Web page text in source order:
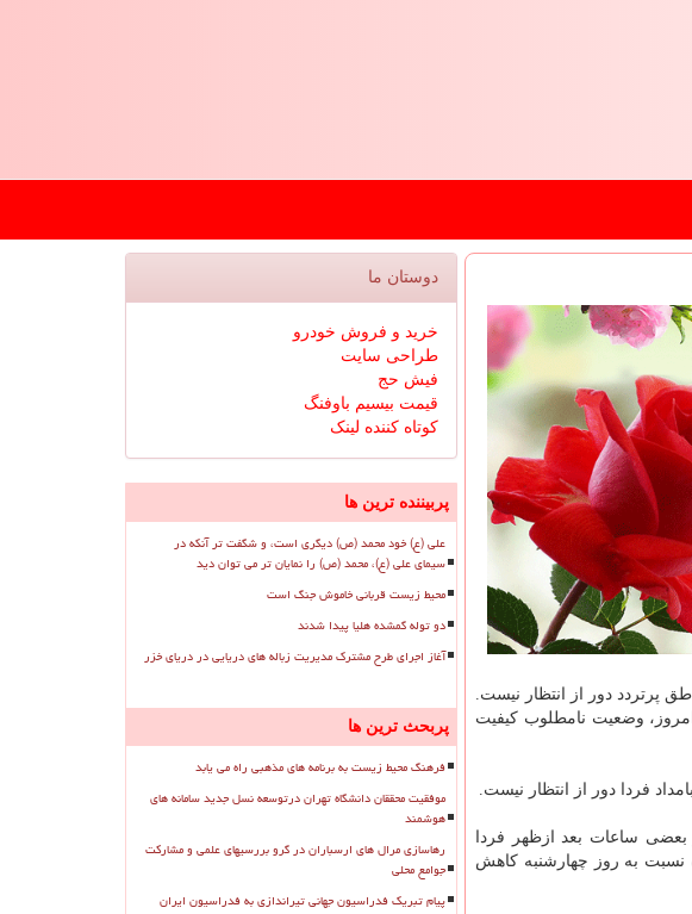
پرتردد دور از انتظار نیست.
وضعیت نامطلوب كیفیت
ساعات بعد ازظهر فردا
نسبت به روز چهارشنبه كاهش
دوستان ما
خرید و فروش خودرو
طراحی سایت
فیش حج
قیمت بیسیم باوفنگ
کوتاه کننده لینک
پربیننده ترین ها
علی (ع) خود محمد (ص) دیگری است، و شگفت تر آنکه در
سیمای علی (ع)، محمد (ص) را نمایان تر می توان دید
محیط زیست قربانی خاموش جنگ است
دو توله گمشده هلیا پیدا شدند
آغاز اجرای طرح مشترک مدیریت زباله های دریایی در دریای خزر
پربحث ترین ها
فرهنگ محیط زیست به برنامه های مذهبی راه می یابد
موفقیت محققان دانشگاه تهران درتوسعه نسل جدید سامانه های
هوشمند
رهاسازی مرال های ارسباران در گرو بررسیهای علمی و مشارکت
جوامع محلی
پیام تبریک فدراسیون جهانی تیراندازی به فدراسیون ایران